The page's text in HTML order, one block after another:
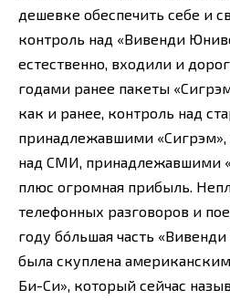
дешевке обеспечить себе и
контроль над «Вивенди
естественно, входили и
годами ранее пакеты
как и ранее, контроль над
принадлежавшими «Сигрэм»,
над СМИ, принадлежавшими
плюс огромная прибыль.
телефонных разговоров и
году бóльшая часть
была скуплена
Би-Си», который сейчас